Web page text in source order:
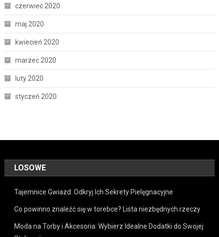
czerwiec 2020
maj 2020
kwiecień 2020
marzec 2020
luty 2020
styczeń 2020
LOSOWE
Tajemnice Gwiazd: Odkryj Ich Sekrety Pielęgnacyjne
Co powinno znaleźć się w torebce? Lista niezbędnych rzeczy
Moda na Torby i Akcesoria: Wybierz Idealne Dodatki do Swojej